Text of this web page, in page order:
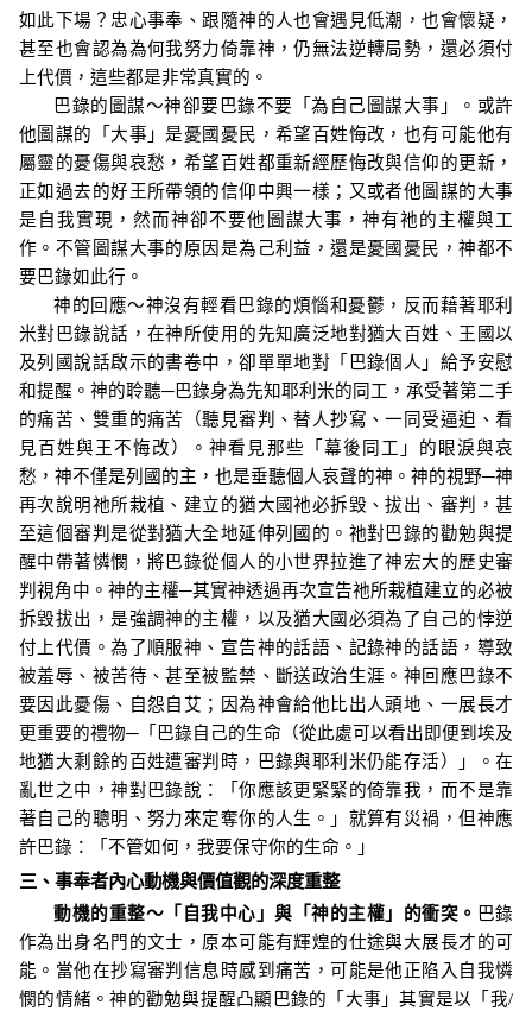
如此下場？忠心事奉、跟隨神的人也會遇見低潮，也會懷疑，
甚至也會認為為何我努力倚靠神，仍無法逆轉局勢，還必須付
上代價，這些都是非常真實的。
巴錄的圖謀～神卻要巴錄不要「為自己圖謀大事」。或許
他圖謀的「大事」是憂國憂民，希望百姓悔改，也有可能他有
屬靈的憂傷與哀愁，希望百姓都重新經歷悔改與信仰的更新，
正如過去的好王所帶領的信仰中興一樣；又或者他圖謀的大事
是自我實現，然而神卻不要他圖謀大事，神有祂的主權與工
作。不管圖謀大事的原因是為己利益，還是憂國憂民，神都不
要巴錄如此行。
神的回應～神沒有輕看巴錄的煩惱和憂鬱，反而藉著耶利
米對巴錄說話，在神所使用的先知廣泛地對猶大百姓、王國以
及列國說話啟示的書卷中，卻單單地對「巴錄個人」給予安慰
和提醒。神的聆聽─巴錄身為先知耶利米的同工，承受著第二手
的痛苦、雙重的痛苦（聽見審判、替人抄寫、一同受逼迫、看
見百姓與王不悔改）。神看見那些「幕後同工」的眼淚與哀
愁，神不僅是列國的主，也是垂聽個人哀聲的神 。 神的視野─神
再次說明祂所栽植、建立的猶大國祂必拆毀、拔出、審判，甚
至這個審判是從對猶大全地延伸列國的。祂對巴錄的勸勉與提
醒中帶著憐憫，將巴錄從個人的小世界拉進了神宏大的歷史審
判視角中。神的主權─其實神透過再次宣告祂所栽植建立的必被
拆毀拔出，是強調神的主權，以及猶大國必須為了自己的悖逆
付上代價。為了順服神、宣告神的話語、記錄神的話語，導致
被羞辱、被苦待、甚至被監禁、斷送政治生涯。神回應巴錄不
要因此憂傷、自怨自艾；因為神會給他比出人頭地、一展長才
更重要的禮物─「巴錄自己的生命（從此處可以看出即便到埃及
地猶大剩餘的百姓遭審判時，巴錄與耶利米仍能存活）」。在
亂世之中，神對巴錄說：「你應該更緊緊的倚靠我，而不是靠
著自己的聰明、努力來定奪你的人生。」就算有災禍，但神應
許巴錄：「不管如何，我要保守你的生命。」
三、事奉者內心動機與價值觀的深度重整
動機的重整～「自我中心」與「神的主權」的衝突。 巴錄
作為出身名門的文士，原本可能有輝煌的仕途與大展長才的可
能。當他在抄寫審判信息時感到痛苦，可能是他正陷入自我憐
憫的情緒 。神的勸勉與提醒凸顯巴錄的「大事」其實是以「我/